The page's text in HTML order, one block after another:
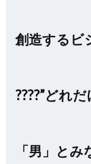
創造するビ
????”どれ
「男」と